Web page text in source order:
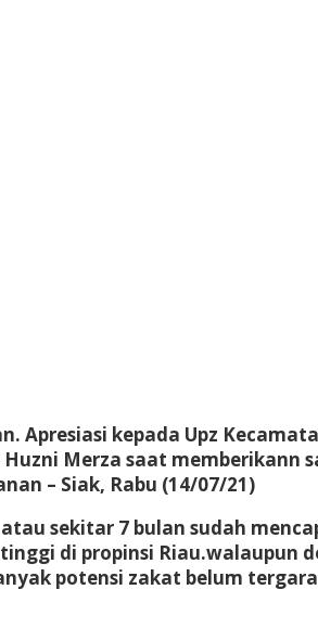
Apresiasi kepada Upz
Merza saat memberikann
– Siak, Rabu (14/07/21)
sekitar 7 bulan sudah
di propinsi Riau.walaupun
potensi zakat belum